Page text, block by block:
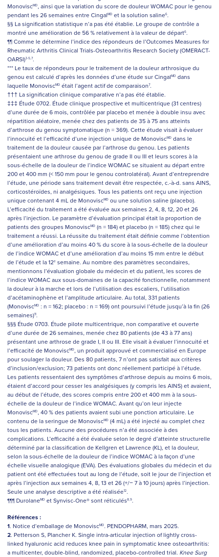
MonoviscMD, ainsi que la variation du score de douleur WOMAC pour le genou
pendant les 26 semaines entre Cingal MD et la solution saline6.
§§ La signification statistique n’a pas été établie. Le groupe de contrôle a
montré une amélioration de 56 % relativement à la valeur de départ6.
¶¶ Comme le détermine l’indice des répondeurs de l’Outcomes Measures for
Rheumatic Arthritis Clinical Trials-Osteoarthritis Research Society (OMERACT-
OARSI)3-5,7.
*** Le taux de répondeurs pour le traitement de la douleur arthrosique du
genou est calculé d’après les données d’une étude sur Cingal MD dans
laquelle MonoviscMD était l’agent actif de comparaison7.
††† La signification clinique comparative n’a pas été établie.
‡‡‡ Étude 0702. Étude clinique prospective et multicentrique (31 centres)
d’une durée de 6 mois, contrôlée par placebo et menée à double insu avec
répartition aléatoire, menée chez des patients de 35 à 75 ans atteints
d’arthrose du genou symptomatique (n = 369). Cette étude visait à évaluer
l’innocuité et l’efficacité d’une injection unique de MonoviscMD dans le
traitement de la douleur causée par l’arthrose du genou. Les patients
présentaient une arthrose du genou de grade II ou III et leurs scores à la
sous-échelle de la douleur de l’indice WOMAC se situaient au départ entre
200 et 400 mm (< 150 mm pour le genou controlatéral). Avant d’entreprendre
l’étude, une période sans traitement devait être respectée, c.-à-d. sans AINS,
corticostéroïdes, ni analgésiques. Tous les patients ont reçu une injection
unique contenant 4 mL de MonoviscMD ou une solution saline (placebo).
L’efficacité du traitement a été évaluée aux semaines 2, 4, 8, 12, 20 et 26
après l’injection. Le paramètre d’évaluation principal était la proportion de
patients des groupes MonoviscMD (n = 184) et placebo (n = 185) chez qui le
traitement a réussi. La réussite du traitement était définie comme l’obtention
d’une amélioration d’au moins 40 % du score à la sous-échelle de la douleur
de l’indice WOMAC et d’une amélioration d’au moins 15 mm entre le début
de l’étude et la 12e semaine. Au nombre des paramètres secondaires,
mentionnons l’évaluation globale du médecin et du patient, les scores de
l’indice WOMAC aux sous-domaines de la capacité fonctionnelle, notamment
la douleur à la marche et lors de l’utilisation des escaliers, l’utilisation
d’acétaminophène et l’amplitude articulaire. Au total, 331 patients
(MonoviscMD : n = 162; placebo : n = 169) ont poursuivi l’étude jusqu’à la fin (26
semaines)11.
§§§ Étude 0703. Étude pilote multicentrique, non comparative et ouverte
d’une durée de 26 semaines, menée chez 80 patients (de 43 à 77 ans)
présentant une arthrose de grade I, II ou III. Elle visait à évaluer l’innocuité et
l’efficacité de MonoviscMD, un produit approuvé et commercialisé en Europe
pour soulager la douleur. Des 80 patients, 7 n’ont pas satisfait aux critères
d’inclusion/exclusion; 73 patients ont donc réellement participé à l’étude.
Les patients ressentaient des symptômes d’arthrose depuis au moins 6 mois,
étaient d’accord pour cesser les analgésiques (y compris les AINS) et avaient,
au début de l’étude, des scores compris entre 200 et 400 mm à la sous-
échelle de la douleur de l’indice WOMAC. Avant qu’on leur injecte
MonoviscMD, 40 % des patients avaient subi une ponction articulaire. Le
contenu de la seringue de MonoviscMD (4 mL) a été injecté au complet chez
tous les patients. Aucune des procédures n’a été associée à des
complications. L’efficacité a été évaluée selon le degré d’atteinte structurelle
déterminé par la classification de Kellgren et Lawrence (KL), et la douleur,
selon la sous-échelle de la douleur de l’indice WOMAC à la façon d’une
échelle visuelle analogique (EVA). Des évaluations globales du médecin et du
patient ont été effectuées tout au long de l’étude, soit le jour de l’injection et
après l’injection aux semaines 4, 8, 13 et 26 (+/− 7 à 10 jours) après l’injection.
Seule une analyse descriptive a été réalisée12.
¶¶¶ DurolaneMD et Synvisc-One® sont réticulés8,9.
Références :
1. Notice d’emballage de MonoviscMD. PENDOPHARM, mars 2025.
2. Petterson S, Plancher K. Single intra-articular injection of lightly cross-
linked hyaluronic acid reduces knee pain in symptomatic knee osteoarthritis:
a multicenter, double-blind, randomized, placebo-controlled trial. Knee Surg